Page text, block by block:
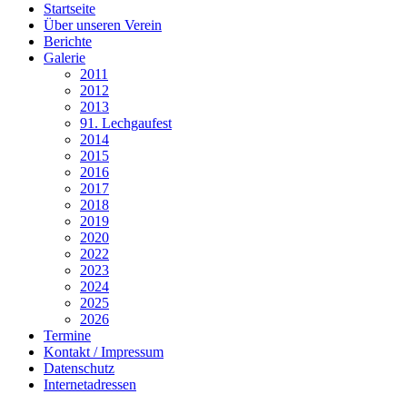
Startseite
Über unseren Verein
Berichte
Galerie
2011
2012
2013
91. Lechgaufest
2014
2015
2016
2017
2018
2019
2020
2022
2023
2024
2025
2026
Termine
Kontakt / Impressum
Datenschutz
Internetadressen